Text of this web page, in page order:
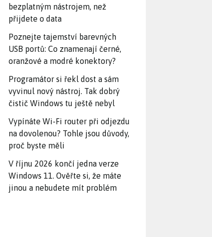
bezplatným nástrojem, než
přijdete o data
Poznejte tajemství barevných
USB portů: Co znamenají černé,
oranžové a modré konektory?
Programátor si řekl dost a sám
vyvinul nový nástroj. Tak dobrý
čistič Windows tu ještě nebyl
Vypínáte Wi-Fi router při odjezdu
na dovolenou? Tohle jsou důvody,
proč byste měli
V říjnu 2026 končí jedna verze
Windows 11. Ověřte si, že máte
jinou a nebudete mít problém